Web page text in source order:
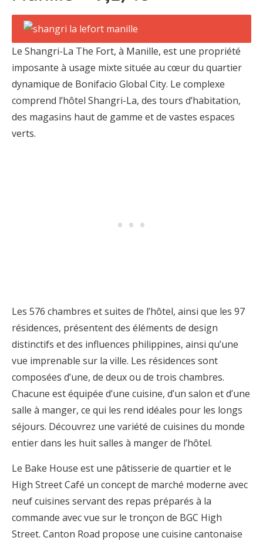
Le Shangri-La The Fort, à Manille, est une propriété
imposante à usage mixte située au cœur du quartier
dynamique de Bonifacio Global City. Le complexe
comprend l’hôtel Shangri-La, des tours d’habitation,
des magasins haut de gamme et de vastes espaces
verts.
Les 576 chambres et suites de l’hôtel, ainsi que les 97
résidences, présentent des éléments de design
distinctifs et des influences philippines, ainsi qu’une
vue imprenable sur la ville. Les résidences sont
composées d’une, de deux ou de trois chambres.
Chacune est équipée d’une cuisine, d’un salon et d’une
salle à manger, ce qui les rend idéales pour les longs
séjours. Découvrez une variété de cuisines du monde
entier dans les huit salles à manger de l’hôtel.
Le Bake House est une pâtisserie de quartier et le
High Street Café un concept de marché moderne avec
neuf cuisines servant des repas préparés à la
commande avec vue sur le tronçon de BGC High
Street. Canton Road propose une cuisine cantonaise